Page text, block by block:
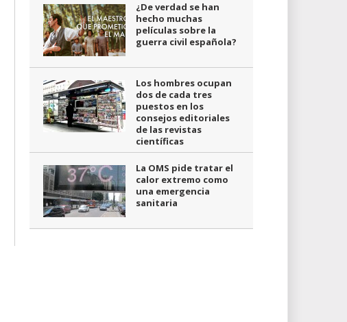
¿De verdad se han
hecho muchas
películas sobre la
guerra civil española?
Los hombres ocupan
dos de cada tres
puestos en los
consejos editoriales
de las revistas
científicas
La OMS pide tratar el
calor extremo como
una emergencia
sanitaria